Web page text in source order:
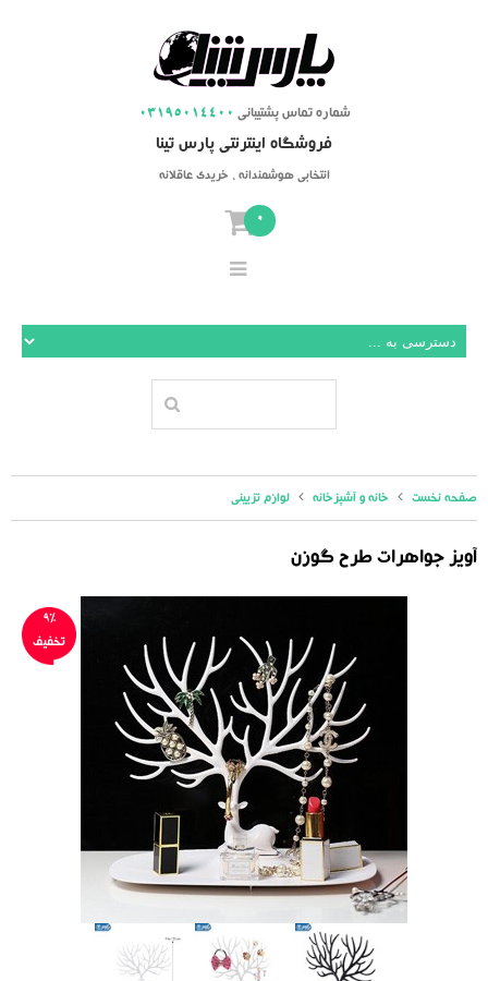
03195014400 شماره تماس پشتیبانی
فروشگاه اینترنتی پارس تینا
انتخابی هوشمندانه ، خریدی عاقلانه
0
صفحه نخست خانه و آشپزخانه لوازم تزیینی
آویز جواهرات طرح گوزن
9%
تخفیف